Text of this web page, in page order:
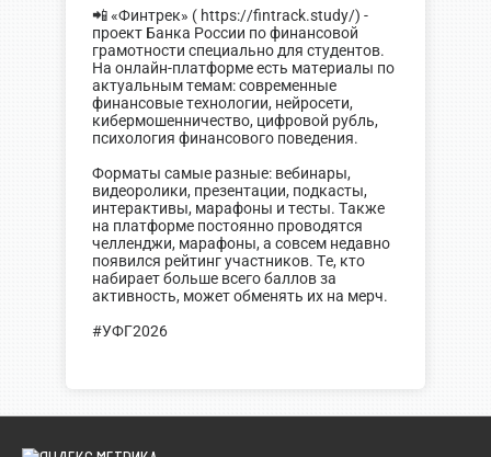
📲 «Финтрек» ( https://fintrack.study/) -
проект Банка России по финансовой
грамотности специально для студентов.
На онлайн-платформе есть материалы по
актуальным темам: современные
финансовые технологии, нейросети,
кибермошенничество, цифровой рубль,
психология финансового поведения.
Форматы самые разные: вебинары,
видеоролики, презентации, подкасты,
интерактивы, марафоны и тесты. Также
на платформе постоянно проводятся
челленджи, марафоны, а совсем недавно
появился рейтинг участников. Те, кто
набирает больше всего баллов за
активность, может обменять их на мерч.
#УФГ2026